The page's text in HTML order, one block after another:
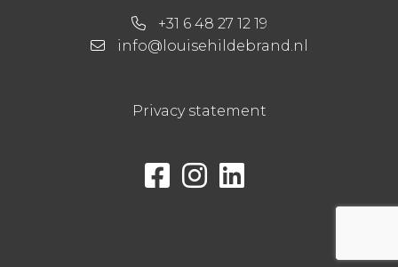
+31 6 48 27 12 19
info@louisehildebrand.nl
Privacy statement